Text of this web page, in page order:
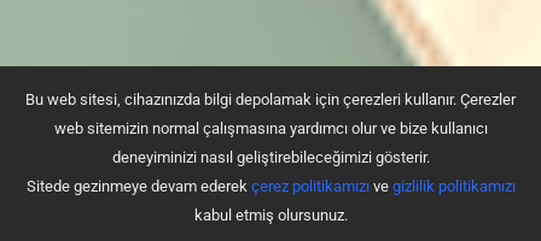
Bu web sitesi, cihazınızda bilgi depolamak için çerezleri kullanır. Çerezler
web sitemizin normal çalışmasına yardımcı olur ve bize kullanıcı
deneyiminizi nasıl geliştirebileceğimizi gösterir.
Sitede gezinmeye devam ederek çerez politikamızıve gizlilik politikamızı
kabul etmiş olursunuz.